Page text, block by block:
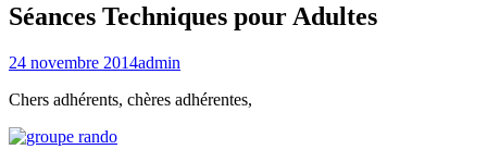
Séances Techniques pour Adultes
24 novembre 2014admin
Chers adhérents, chères adhérentes,